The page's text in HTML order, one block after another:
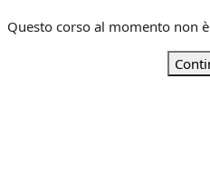
Questo corso al momento non